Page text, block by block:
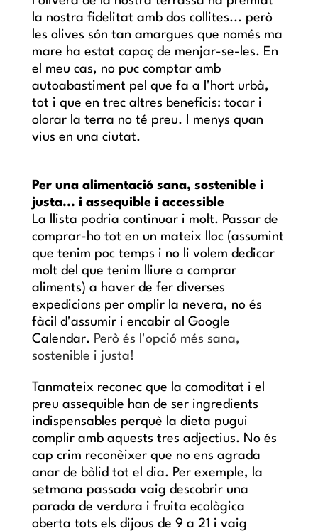
la nostra fidelitat amb dos collites... però
les olives són tan amargues que només ma
mare ha estat capaç de menjar-se-les. En
el meu cas, no puc comptar amb
autoabastiment pel que fa a l'hort urbà,
tot i que en trec altres beneficis: tocar i
olorar la terra no té preu. I menys quan
vius en una ciutat.
Per una alimentació sana, sostenible i
justa... i assequible i accessible
La llista podria continuar i molt. Passar de
comprar-ho tot en un mateix lloc (assumint
que tenim poc temps i no li volem dedicar
molt del que tenim lliure a comprar
aliments) a haver de fer diverses
expedicions per omplir la nevera, no és
fàcil d'assumir i encabir al Google
Calendar. Però és l'opció més sana,
sostenible i justa!
Tanmateix reconec que la comoditat i el
preu assequible han de ser ingredients
indispensables perquè la dieta pugui
complir amb aquests tres adjectius. No és
cap crim reconèixer que no ens agrada
anar de bòlid tot el dia. Per exemple, la
setmana passada vaig descobrir una
parada de verdura i fruita ecològica
oberta tots els dijous de 9 a 21 i vaig